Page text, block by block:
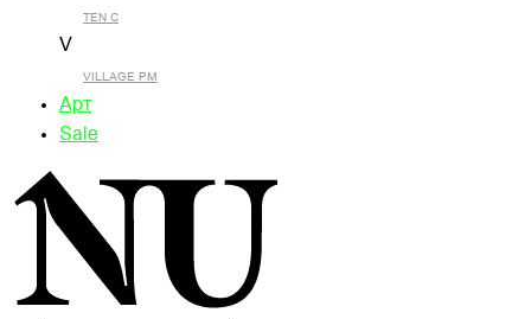
TEN C
V
VILLAGE PM
Арт
Sale